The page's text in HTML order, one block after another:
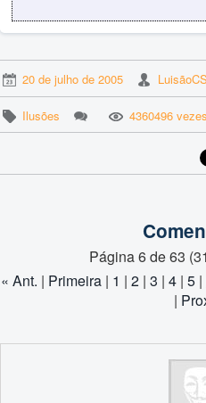
20 de julho de 2005 LuisãoCS
Ilusões 4360496 vezes
Página 6 de 63
« Ant. | Primeira | 1 | 2 | 3 | 4 | 5 |
|